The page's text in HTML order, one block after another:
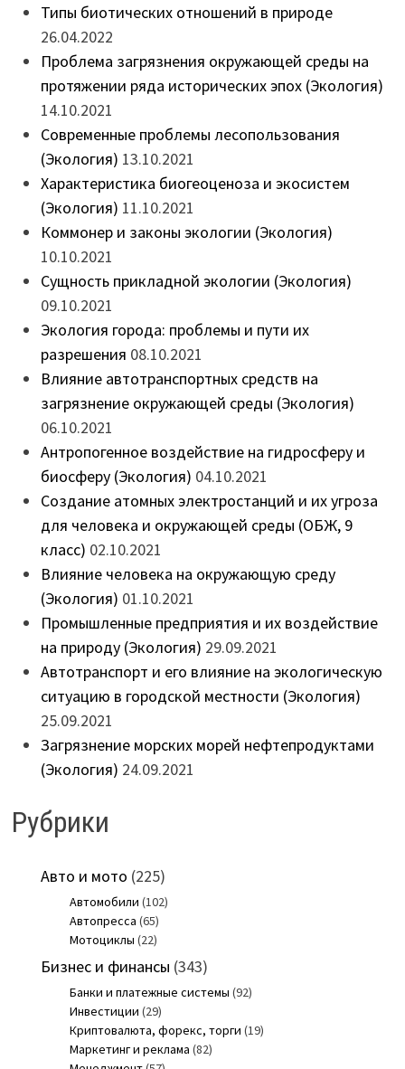
Типы биотических отношений в природе
26.04.2022
Проблема загрязнения окружающей среды на
протяжении ряда исторических эпох (Экология)
14.10.2021
Современные проблемы лесопользования
(Экология) 13.10.2021
Характеристика биогеоценоза и экосистем
(Экология) 11.10.2021
Коммонер и законы экологии (Экология)
10.10.2021
Сущность прикладной экологии (Экология)
09.10.2021
Экология города: проблемы и пути их
разрешения 08.10.2021
Влияние автотранспортных средств на
загрязнение окружающей среды (Экология)
06.10.2021
Антропогенное воздействие на гидросферу и
биосферу (Экология) 04.10.2021
Создание атомных электростанций и их угроза
для человека и окружающей среды (ОБЖ, 9
класс) 02.10.2021
Влияние человека на окружающую среду
(Экология) 01.10.2021
Промышленные предприятия и их воздействие
на природу (Экология) 29.09.2021
Автотранспорт и его влияние на экологическую
ситуацию в городской местности (Экология)
25.09.2021
Загрязнение морских морей нефтепродуктами
(Экология) 24.09.2021
Рубрики
Авто и мото (225)
Автомобили (102)
Автопресса (65)
Мотоциклы (22)
Бизнес и финансы (343)
Банки и платежные системы (92)
Инвестиции (29)
Криптовалюта, форекс, торги (19)
Маркетинг и реклама (82)